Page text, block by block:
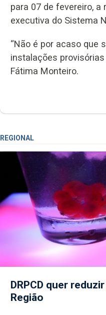
para 07 de fevereiro, a
executiva do Sistema
“Não é por acaso que
instalações
Fátima Monteiro.
REGIONAL
DRPCD quer
Região